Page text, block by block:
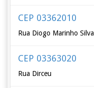
CEP 03362010
Rua Diogo Marinho Silva
CEP 03363020
Rua Dirceu